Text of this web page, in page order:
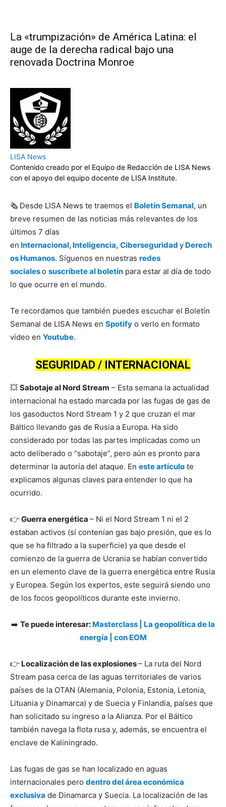
La «trumpización» de América Latina: el
auge de la derecha radical bajo una
renovada Doctrina Monroe
LISA News
Contenido creado por el Equipo de Redacción de LISA News
con el apoyo del equipo docente de LISA Institute.
🗞️ Desde LISA News te traemos el Boletín Semanal, un
breve resumen de las noticias más relevantes de los
últimos 7 días
en Internacional, Inteligencia, Ciberseguridad y Derech
os Humanos. Síguenos en nuestras redes
socialeso suscríbete al boletín para estar al día de todo
lo que ocurre en el mundo.
Te recordamos que también puedes escuchar el Boletín
Semanal de LISA News en Spotify o verlo en formato
vídeo en Youtube.
SEGURIDAD / INTERNACIONAL
💥 Sabotaje al Nord Stream – Esta semana la actualidad
internacional ha estado marcada por las fugas de gas de
los gasoductos Nord Stream 1 y 2 que cruzan el mar
Báltico llevando gas de Rusia a Europa. Ha sido
considerado por todas las partes implicadas como un
acto deliberado o “sabotaje”, pero aún es pronto para
determinar la autoría del ataque. En este artículo te
explicamos algunas claves para entender lo que ha
ocurrido.
👉 Guerra energética – Ni el Nord Stream 1 ni el 2
estaban activos (sí contenían gas bajo presión, que es lo
que se ha filtrado a la superficie) ya que desde el
comienzo de la guerra de Ucrania se habían convertido
en un elemento clave de la guerra energética entre Rusia
y Europea. Según los expertos, este seguirá siendo uno
de los focos geopolíticos durante este invierno.
➡️ Te puede interesar: Masterclass | La geopolítica de la
energía | con EOM
👉 Localización de las explosiones– La ruta del Nord
Stream pasa cerca de las aguas territoriales de varios
países de la OTAN (Alemania, Polonia, Estonia, Letonia,
Lituania y Dinamarca) y de Suecia y Finlandia, países que
han solicitado su ingreso a la Alianza. Por el Báltico
también navega la flota rusa y, además, se encuentra el
enclave de Kaliningrado.
Las fugas de gas se han localizado en aguas
internacionales pero dentro del área económica
exclusiva de Dinamarca y Suecia. La localización de las